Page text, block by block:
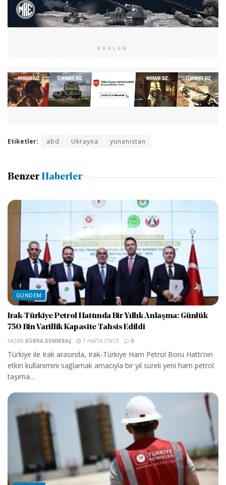
REKLAM
Etiketler: abd Ukrayna yunanistan
Benzer Haberler
GÜNDEM
Irak-Türkiye Petrol Hattında Bir Yıllık Anlaşma: Günlük
750 Bin Varillik Kapasite Tahsis Edildi
YAZAN KÜBRA DEMIRBAŞ 1 HAFTA ÖNCE 0
Türkiye ile Irak arasında, Irak-Türkiye Ham Petrol Boru Hattı'nın
etkin kullanımını sağlamak amacıyla bir yıl süreli yeni ham petrol
taşıma...